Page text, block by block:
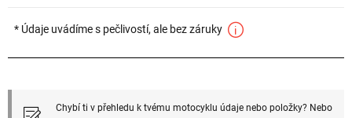
* Údaje uvádíme s pečlivostí, ale bez záruky
Chybí ti v přehledu k tvému motocyklu údaje nebo položky? Nebo